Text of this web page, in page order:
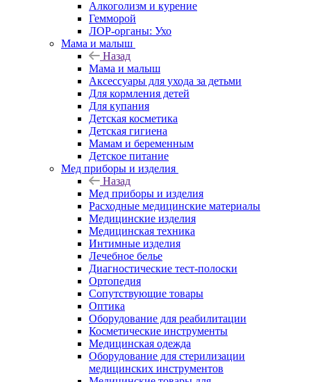
Алкоголизм и курение
Гемморой
ЛОР-органы: Ухо
Мама и малыш
Назад
Мама и малыш
Аксессуары для ухода за детьми
Для кормления детей
Для купания
Детская косметика
Детская гигиена
Мамам и беременным
Детское питание
Мед приборы и изделия
Назад
Мед приборы и изделия
Расходные медицинские материалы
Медицинские изделия
Медицинская техника
Интимные изделия
Лечебное белье
Диагностические тест-полоски
Ортопедия
Сопутствующие товары
Оптика
Оборудование для реабилитации
Косметические инструменты
Медицинская одежда
Оборудование для стерилизации
медицинских инструментов